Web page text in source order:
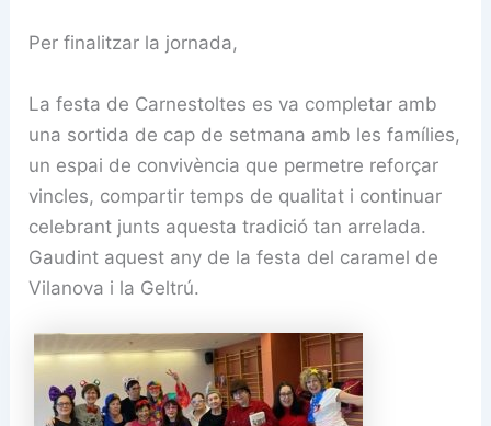
Per finalitzar la jornada,
La festa de Carnestoltes es va completar amb
una sortida de cap de setmana amb les famílies,
un espai de convivència que permetre reforçar
vincles, compartir temps de qualitat i continuar
celebrant junts aquesta tradició tan arrelada.
Gaudint aquest any de la festa del caramel de
Vilanova i la Geltrú.